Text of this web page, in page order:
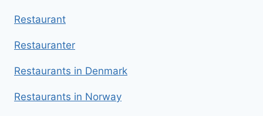
Restaurant
Restauranter
Restaurants in Denmark
Restaurants in Norway